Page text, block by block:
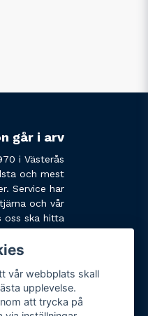
går i arv
i Västerås
och mest
Service har
och vår
oss ska hitta
signal eller
vår webbplats skall
upplevelse.
att trycka på